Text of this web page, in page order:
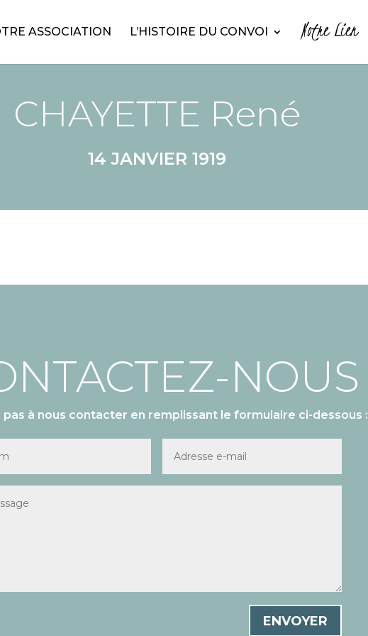
ASSOCIATION L’HISTOIRE DU CONVOI Notre Lien
CHAYETTE René
14 JANVIER 1919
NOUS
pas à nous contacter en remplissant le formulaire ci-dessous :
ENVOYER